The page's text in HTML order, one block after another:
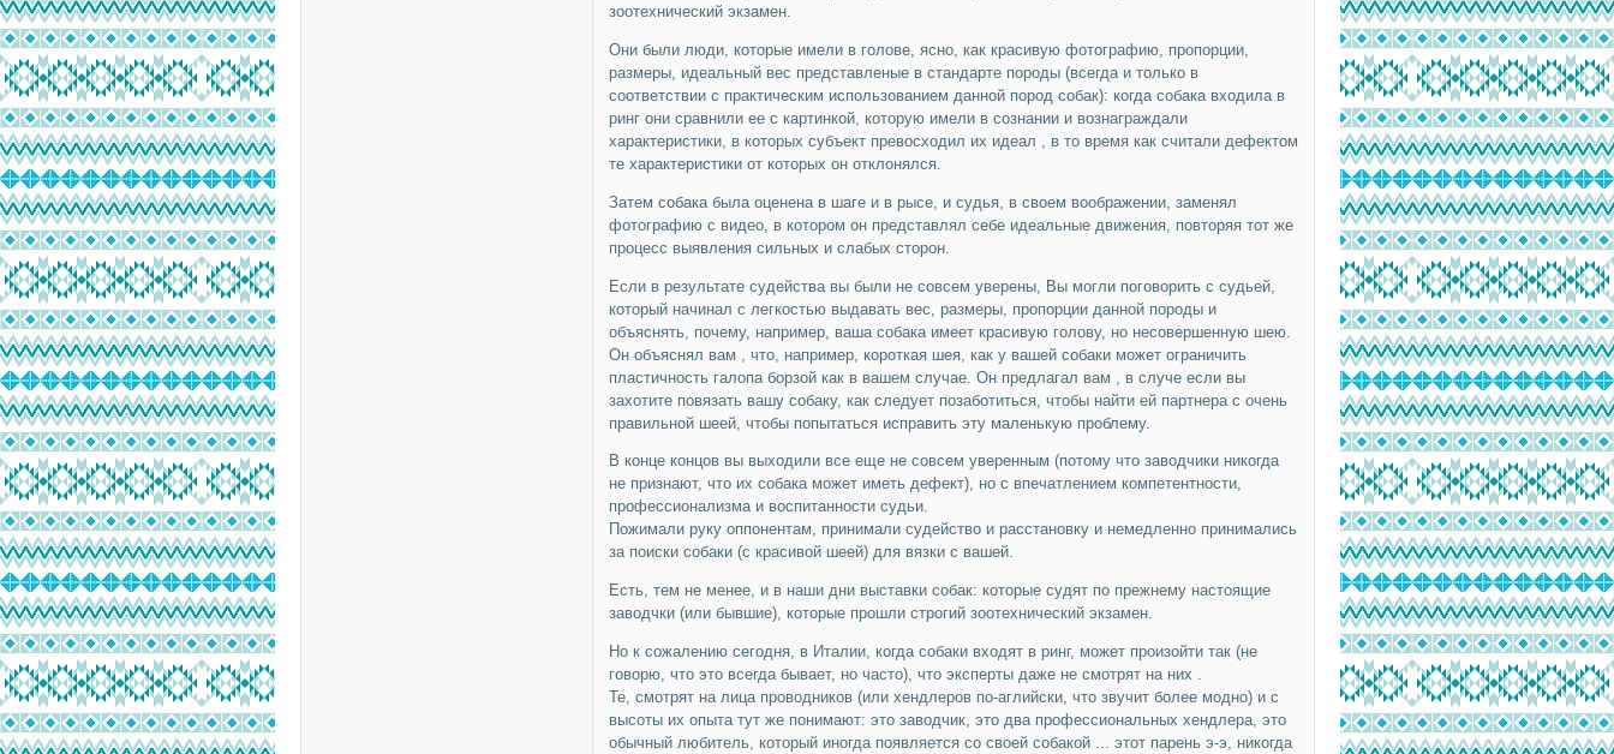
зоотехнический экзамен.
Они были люди, которые имели в голове, ясно, как красивую фотографию, пропорции,
размеры, идеальный вес представленые в стандарте породы (всегда и только в
соответствии с практическим использованием данной пород собак): когда собака входила в
ринг они сравнили ее с картинкой, которую имели в сознании и вознаграждали
характеристики, в которых субъект превосходил их идеал , в то время как считали дефектом
те характеристики от которых он отклонялся.
Затем собака была оценена в шаге и в рысе, и судья, в своем воображении, заменял
фотографию с видео, в котором он представлял себе идеальные движения, повторяя тот же
процесс выявления сильных и слабых сторон.
Если в результате судейства вы были не совсем уверены, Вы могли поговорить с судьей,
который начинал с легкостью выдавать вес, размеры, пропорции данной породы и
объяснять, почему, например, ваша собака имеет красивую голову, но несовершенную шею.
Он объяснял вам , что, например, короткая шея, как у вашей собаки может ограничить
пластичность галопа борзой как в вашем случае. Он предлагал вам , в случе если вы
захотите повязать вашу собаку, как следует позаботиться, чтобы найти ей партнера с очень
правильной шеей, чтобы попытаться исправить эту маленькую проблему.
В конце концов вы выходили все еще не совсем уверенным (потому что заводчики никогда
не признают, что их собака может иметь дефект), но с впечатлением компетентности,
профессионализма и воспитанности судьи.
Пожимали руку оппонентам, принимали судейство и расстановку и немедленно принимались
за поиски собаки (с красивой шеей) для вязки с вашей.
Есть, тем не менее, и в наши дни выставки собак: которые судят по прежнему настоящие
заводчки (или бывшие), которые прошли строгий зоотехнический экзамен.
Но к сожалению сегодня, в Италии, когда собаки входят в ринг, может произойти так (не
говорю, что это всегда бывает, но часто), что эксперты даже не смотрят на них .
Те, смотрят на лица проводников (или хендлеров по-аглийски, что звучит более модно) и с
высоты их опыта тут же понимают: это заводчик, это два профессиональных хендлера, это
обычный любитель, который иногда появляется со своей собакой ... этот парень э-э, никогда